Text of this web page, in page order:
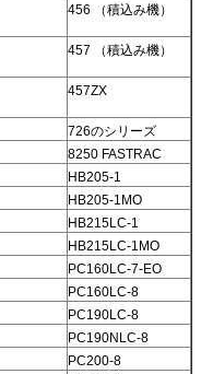
456 （積込み機）
457 （積込み機）
457ZX
726のシリーズ
8250 FASTRAC
HB205-1
HB205-1MO
HB215LC-1
HB215LC-1MO
PC160LC-7-EO
PC160LC-8
PC190LC-8
PC190NLC-8
PC200-8